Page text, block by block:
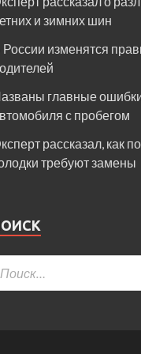
и зимних шин
России изменятся
главные
с пробегом
рассказал, как
требуют замены